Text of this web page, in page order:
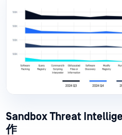
Sandbox Threat
作